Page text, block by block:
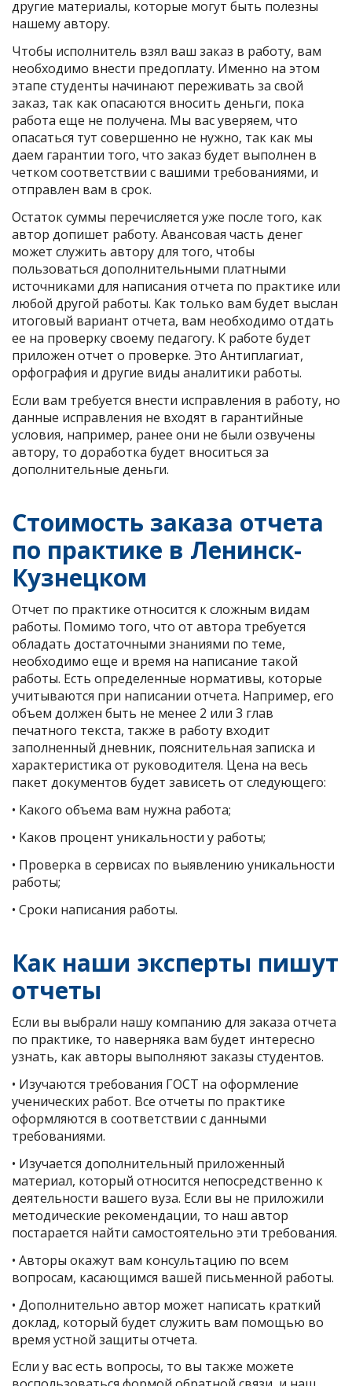
другие материалы, которые могут быть полезны
нашему автору.
Чтобы исполнитель взял ваш заказ в работу, вам
необходимо внести предоплату. Именно на этом
этапе студенты начинают переживать за свой
заказ, так как опасаются вносить деньги, пока
работа еще не получена. Мы вас уверяем, что
опасаться тут совершенно не нужно, так как мы
даем гарантии того, что заказ будет выполнен в
четком соответствии с вашими требованиями, и
отправлен вам в срок.
Остаток суммы перечисляется уже после того, как
автор допишет работу. Авансовая часть денег
может служить автору для того, чтобы
пользоваться дополнительными платными
источниками для написания отчета по практике или
любой другой работы. Как только вам будет выслан
итоговый вариант отчета, вам необходимо отдать
ее на проверку своему педагогу. К работе будет
приложен отчет о проверке. Это Антиплагиат,
орфография и другие виды аналитики работы.
Если вам требуется внести исправления в работу, но
данные исправления не входят в гарантийные
условия, например, ранее они не были озвучены
автору, то доработка будет вноситься за
дополнительные деньги.
Стоимость заказа отчета
по практике в Ленинск-
Кузнецком
Отчет по практике относится к сложным видам
работы. Помимо того, что от автора требуется
обладать достаточными знаниями по теме,
необходимо еще и время на написание такой
работы. Есть определенные нормативы, которые
учитываются при написании отчета. Например, его
объем должен быть не менее 2 или 3 глав
печатного текста, также в работу входит
заполненный дневник, пояснительная записка и
характеристика от руководителя. Цена на весь
пакет документов будет зависеть от следующего:
• Какого объема вам нужна работа;
• Каков процент уникальности у работы;
• Проверка в сервисах по выявлению уникальности
работы;
• Сроки написания работы.
Как наши эксперты пишут
отчеты
Если вы выбрали нашу компанию для заказа отчета
по практике, то наверняка вам будет интересно
узнать, как авторы выполняют заказы студентов.
• Изучаются требования ГОСТ на оформление
ученических работ. Все отчеты по практике
оформляются в соответствии с данными
требованиями.
• Изучается дополнительный приложенный
материал, который относится непосредственно к
деятельности вашего вуза. Если вы не приложили
методические рекомендации, то наш автор
постарается найти самостоятельно эти требования.
• Авторы окажут вам консультацию по всем
вопросам, касающимся вашей письменной работы.
• Дополнительно автор может написать краткий
доклад, который будет служить вам помощью во
время устной защиты отчета.
Если у вас есть вопросы, то вы также можете